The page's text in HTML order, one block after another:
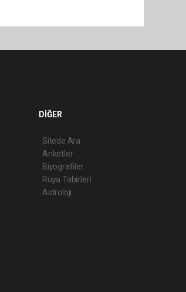
DİĞER
Sitede Ara
Anketler
Biyografiler
Rüya Tabirleri
Astroloji